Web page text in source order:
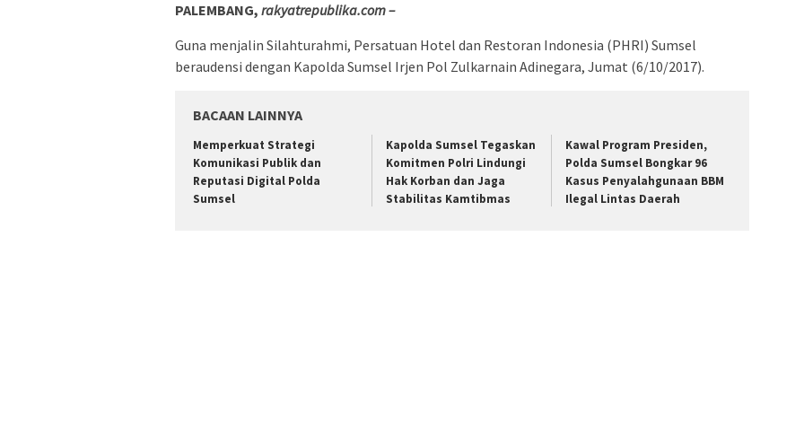
PALEMBANG, rakyatrepublika.com –
Guna menjalin Silahturahmi, Persatuan Hotel dan Restoran Indonesia (PHRI) Sumsel
beraudensi dengan Kapolda Sumsel Irjen Pol Zulkarnain Adinegara, Jumat (6/10/2017).
BACAAN LAINNYA
Memperkuat Strategi
Komunikasi Publik dan
Reputasi Digital Polda
Sumsel
Kapolda Sumsel Tegaskan
Komitmen Polri Lindungi
Hak Korban dan Jaga
Stabilitas Kamtibmas
Kawal Program Presiden,
Polda Sumsel Bongkar 96
Kasus Penyalahgunaan BBM
Ilegal Lintas Daerah